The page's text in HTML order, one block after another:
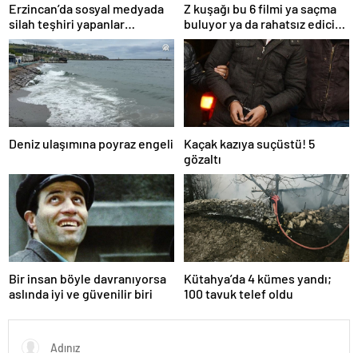
Erzincan’da sosyal medyada
silah teşhiri yapanlar
yakalandı
Z kuşağı bu 6 filmi ya saçma
buluyor ya da rahatsız edici
ve toksik!
Deniz ulaşımına poyraz engeli
Kaçak kazıya suçüstü! 5
gözaltı
Bir insan böyle davranıyorsa
aslında iyi ve güvenilir biri
Kütahya’da 4 kümes yandı;
100 tavuk telef oldu